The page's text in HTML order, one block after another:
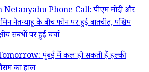
Phone Call: पीएम मोदी और
नेतन्याहू के बीच फोन पर हुई बातचीत, पश्चिम
संबंधों पर हुई चर्चा
मुंबई में कल हो सकती हैं हल्की
का हाल